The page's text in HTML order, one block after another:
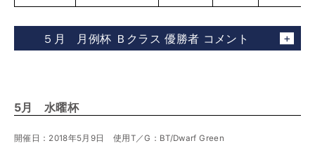
５月 月例杯 Ｂクラス 優勝者 コメント
5月 水曜杯
開催日：2018年5月9日 使用T／G：BT/Dwarf Green